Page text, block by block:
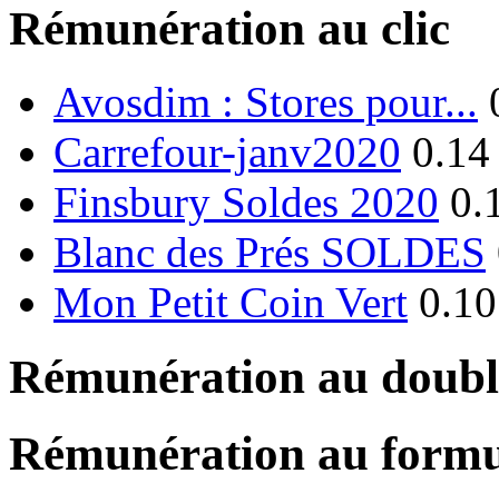
Rémunération au clic
Avosdim : Stores pour...
Carrefour-janv2020
Finsbury Soldes 2020
Blanc des Prés SOLDES
Mon Petit Coin Vert
Rémunération au
Rémunération au